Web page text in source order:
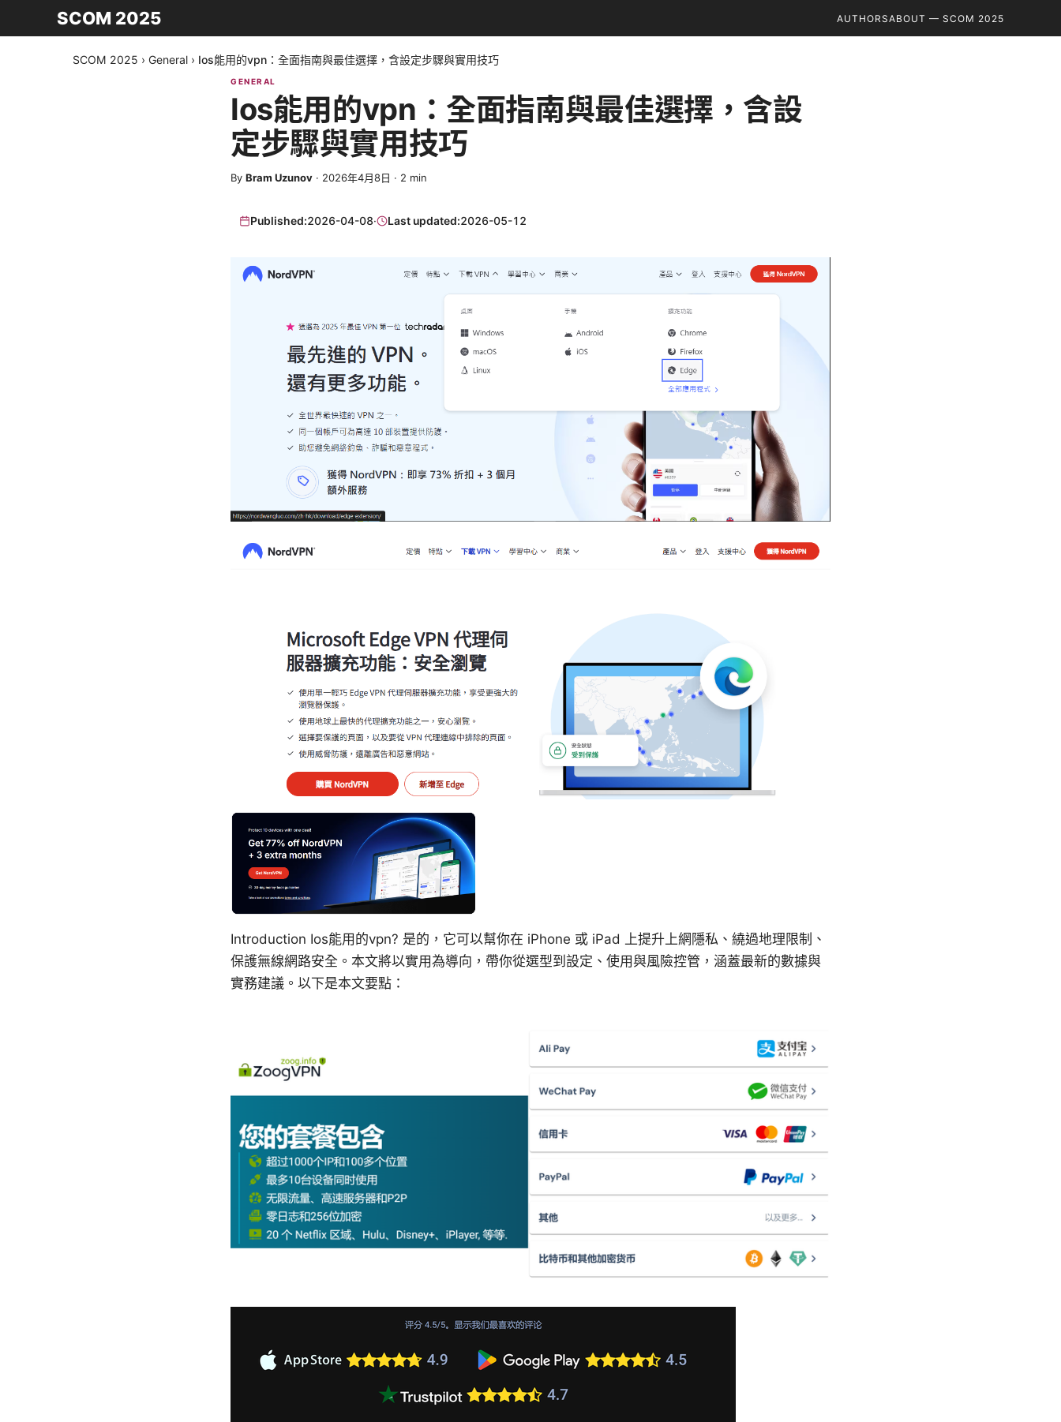
SCOM 2025 AUTHORSABOUT — SCOM 2025
SCOM 2025 › General › Ios能用的vpn：全面指南與最佳選擇，含設定步驟與實用技巧
GENERAL
Ios能用的vpn：全面指南與最佳選擇，含設
定步驟與實用技巧
By Bram Uzunov · 2026年4月8日 · 2 min
Published:2026-04-08· Last updated:2026-05-12
Introduction Ios能用的vpn? 是的，它可以幫你在 iPhone 或 iPad 上提升上網隱私、繞過地理限制、
保護無線網路安全。本文將以實用為導向，帶你從選型到設定、使用與風險控管，涵蓋最新的數據與
實務建議。以下是本文要點：